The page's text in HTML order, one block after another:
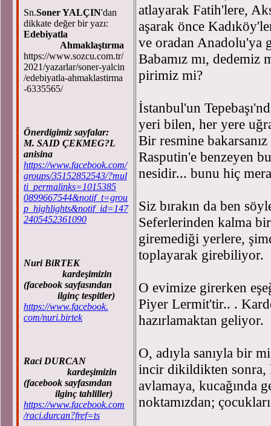
Sn.Soner YALÇIN'dan
dikkate değer bir yazı:
Edebiyatla
Ahmaklaştırma
https://www.sozcu.com.tr/
2021/yazarlar/soner-yalcin
/edebiyatla-ahmaklastirma
-6335565/
Önerdigimiz sayfalar:
M. SAID ÇEKMEG?L
anisina
https://www.facebook.com/
groups/35152852543/?mul
ti_permalinks=1015385
0899667544&notif_t=grou
p_highlights&notif_id=147
2405452361090
Nuri BiRTEK
kardeşimizin
(facebook sayfasından
ilginç tespitler)
https://www.facebook.
com/nuri.birtek
Raci DURCAN
kardeşimizin
(facebook sayfasından
ilginç tahliller)
https://www.facebook.com
/raci.durcan?fref=ts
atlayarak Fatih'lere,
aşarak önce
ve oradan Anadolu'ya
Babamız mı, dedemiz
pirimiz mi?
İstanbul'un
yeri bilen, her yere
Bir resmine
Rasputin'e benzeyen
nesidir... bunu hiç
Siz bırakın da ben
Seferlerinden kalma bir
giremediği yerlere,
toplayarak girebiliyor.
O evimize girerken
Piyer Lermit'tir.. .
hazırlamaktan geliyor.
O, adıyla sanıyla bir
incir dikildikten sonra,
avlamaya, kucağında
noktamızdan;